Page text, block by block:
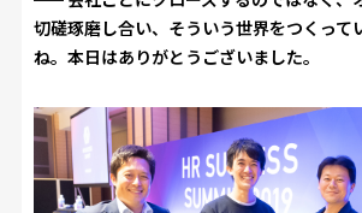
切磋琢磨し合い、そういう世界をつくって
ね。本日はありがとうございました。